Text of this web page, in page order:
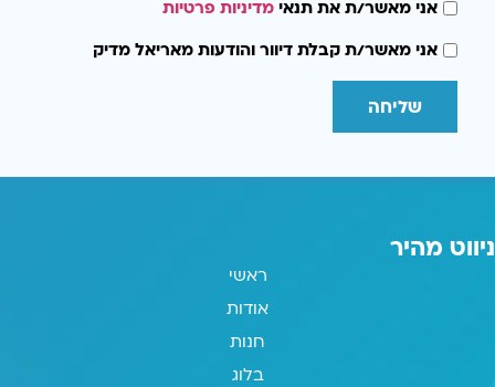
אני מאשר/ת את תנאימדיניות פרטיות
אני מאשר/ת קבלת דיוור והודעות מאריאל מדיק
שליחה
ניווט מהיר
ראשי
אודות
חנות
בלוג